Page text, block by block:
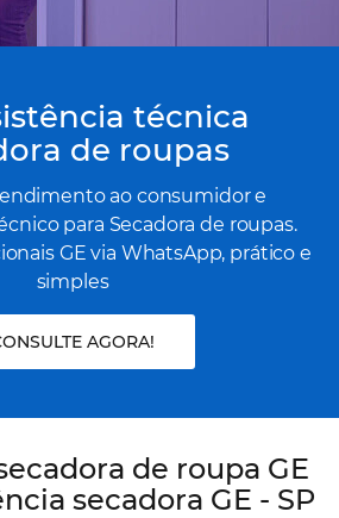
técnica
de roupas
ao consumidor e
para Secadora de roupas.
GE via WhatsApp, prático e
simples
AGORA!
de roupa GE
secadora GE - SP